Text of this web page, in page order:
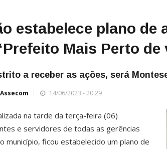
estabelece plano de
Mais Perto de
a receber as ações, será
14/06/2023 - 20:29
na tarde da terça-feira (06)
e servidores de todas as gerências
município, ficou estabelecido um plano de